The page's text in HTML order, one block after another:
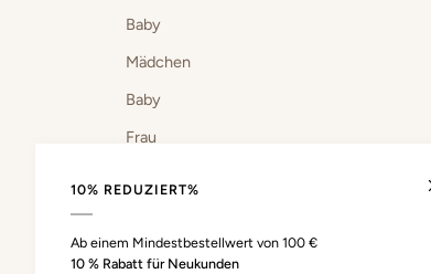
Baby
Mädchen
Baby
Frau
10% REDUZIERT%
Ab einem Mindestbestellwert von 100 €
10 % Rabatt für Neukunden